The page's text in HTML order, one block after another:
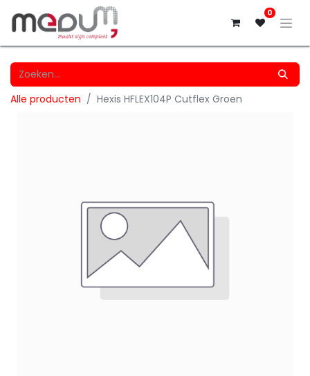
0
Alle producten Hexis HFLEX104P Cutflex Groen